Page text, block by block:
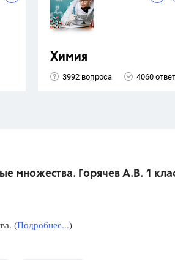
Химия
3992 вопроса 4060
множества. Горячев А.В. 1
(Подробнее...)